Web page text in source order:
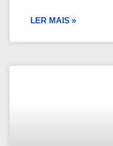
LER MAIS »